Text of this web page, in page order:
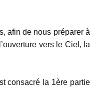
afin de nous préparer à
vers le Ciel, la
consacré la 1ère partie